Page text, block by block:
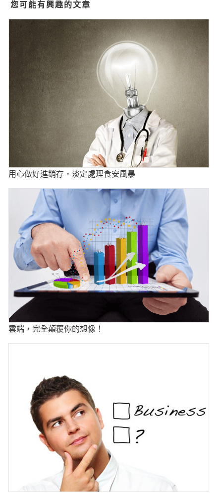
您可能有興趣的文章
用心做好進銷存，淡定處理食安風暴
雲端，完全顛覆你的想像！